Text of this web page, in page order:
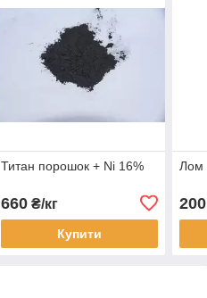
Титан порошок + Ni 16%
660₴/кг
Купити
Лом
200